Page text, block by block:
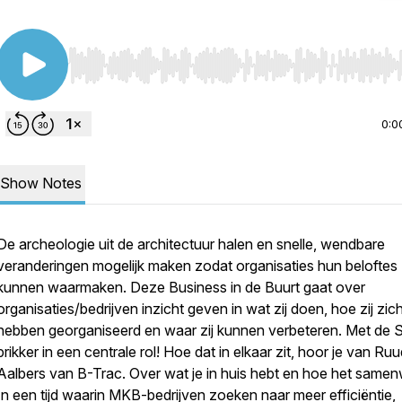
Use Left/Right to seek, Home/End to jump to start
Show Notes
archeologie uit de architectuur halen en snelle, wendbare
mogelijk maken zodat organisaties hun beloftes
waarmaken. Deze Business in de Buurt gaat over
bedrijven inzicht geven in wat zij doen, hoe zij
georganiseerd en waar zij kunnen verbeteren. Met de
in een centrale rol! Hoe dat in elkaar zit, hoor je van
van B-Trac. Over wat je in huis hebt en hoe het
een tijd waarin MKB-bedrijven zoeken naar meer efficiëntie,